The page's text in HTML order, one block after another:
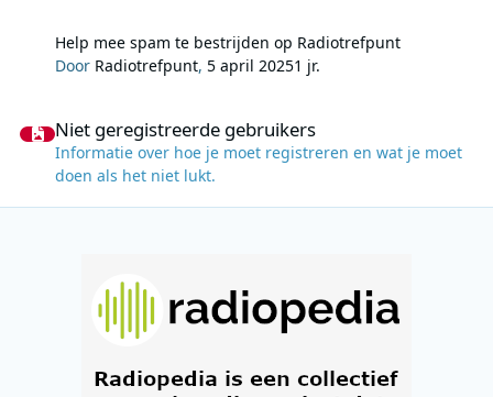
Help mee spam te bestrijden op Radiotrefpunt
Door Radiotrefpunt,5 april 20251 jr.
Niet geregistreerde gebruikers
Informatie over hoe je moet registreren en wat je moet
doen als het niet lukt.